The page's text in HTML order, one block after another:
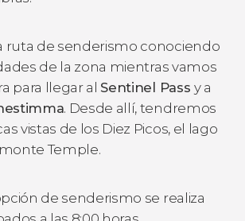
ruta de senderismo conociendo
de la zona mientras vamos
para llegar al Sentinel Pass y a
. Desde allí, tendremos
vistas de los Diez Picos, el lago
Temple.
de senderismo se realiza